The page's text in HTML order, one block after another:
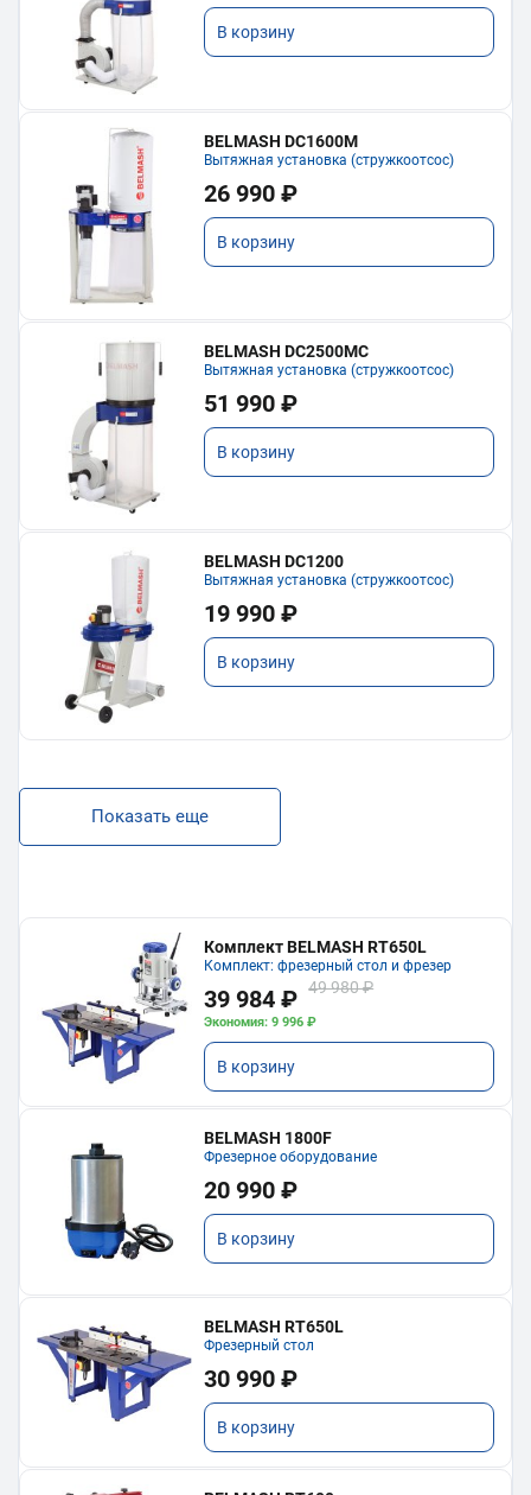
В корзину
BELMASH DC1600M
Вытяжная установка (стружкоотсос)
26 990 ₽
В корзину
BELMASH DC2500MC
Вытяжная установка (стружкоотсос)
51 990 ₽
В корзину
BELMASH DC1200
Вытяжная установка (стружкоотсос)
19 990 ₽
В корзину
Показать еще
Комплект BELMASH RT650L
Комплект: фрезерный стол и фрезер
39 984 ₽ 49 980 ₽
Экономия: 9 996 ₽
В корзину
BELMASH 1800F
Фрезерное оборудование
20 990 ₽
В корзину
BELMASH RT650L
Фрезерный стол
30 990 ₽
В корзину